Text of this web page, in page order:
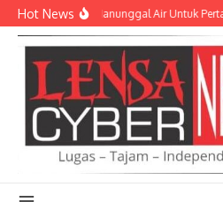
Lewati ke konten
Hot NewsTNI AD Manunggal Air Untuk